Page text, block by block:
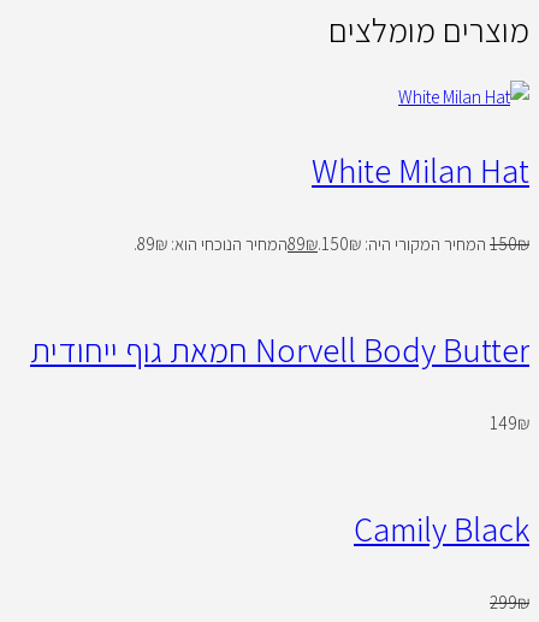
מוצרים מומלצים
White Milan Hat
150₪ המחיר המקורי היה: 150₪. 89₪ המחיר הנוכחי הוא: 89₪.
Norvell Body Butter חמאת גוף ייחודית
149₪
Camily Black
299₪